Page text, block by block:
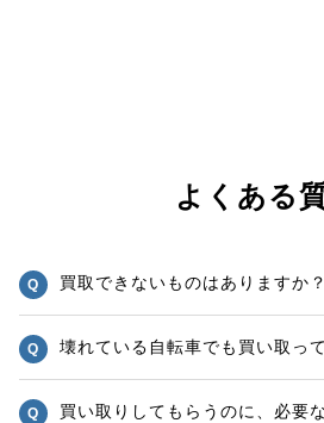
よくある
買取できないものはありますか？
壊れている自転車でも買い取っ
買い取りしてもらうのに、必要